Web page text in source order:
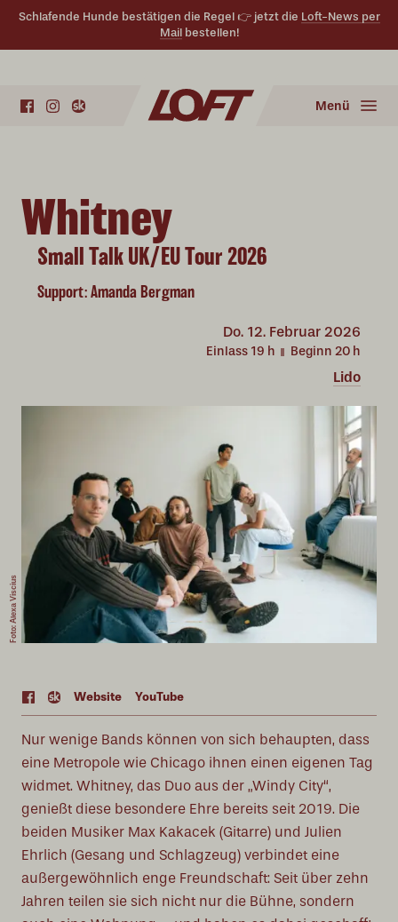
Schlafende Hunde bestätigen die Regel 👉 jetzt die Loft-News per
Mailbestellen!
Menü
Whitney
Small Talk UK/EU Tour 2026
Support: Amanda Bergman
Do. 12. Februar 2026
Einlass 19 h Beginn 20 h
Lido
Foto: Alexa Viscius
Website YouTube
Nur wenige Bands können von sich behaupten, dass
eine Metropole wie Chicago ihnen einen eigenen Tag
widmet. Whitney, das Duo aus der „Windy City“,
genießt diese besondere Ehre bereits seit 2019. Die
beiden Musiker Max Kakacek (Gitarre) und Julien
Ehrlich (Gesang und Schlagzeug) verbindet eine
außergewöhnlich enge Freundschaft: Seit über zehn
Jahren teilen sie sich nicht nur die Bühne, sondern